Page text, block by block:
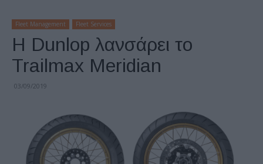
Fleet Management Fleet Services
Η Dunlop λανσάρει το
Trailmax Meridian
03/09/2019